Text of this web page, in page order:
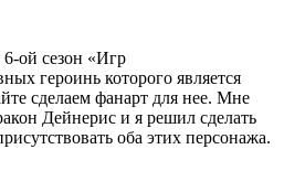
ой сезон «Игр
героинь которого является
сделаем фанарт для нее. Мне
Дейнерис и я решил сделать
оба этих персонажа.